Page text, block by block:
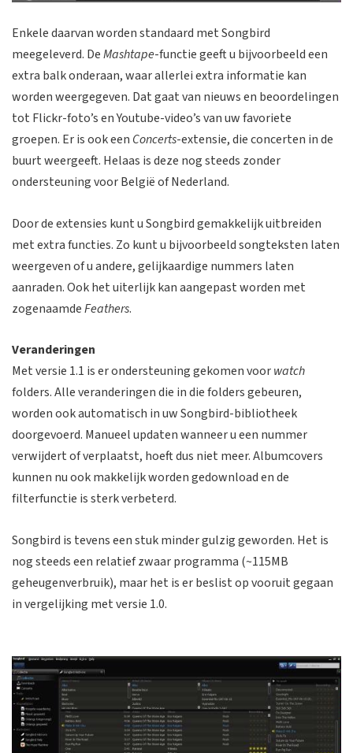
Enkele daarvan worden standaard met Songbird
meegeleverd. DeMashtape-functie geeft u bijvoorbeeld een
extra balk onderaan, waar allerlei extra informatie kan
worden weergegeven. Dat gaat van nieuws en beoordelingen
tot Flickr-foto’s en Youtube-video’s van uw favoriete
groepen. Er is ook een Concerts-extensie, die concerten in de
buurt weergeeft. Helaas is deze nog steeds zonder
ondersteuning voor België of Nederland.
Door de extensies kunt u Songbird gemakkelijk uitbreiden
met extra functies. Zo kunt u bijvoorbeeld songteksten laten
weergeven of u andere, gelijkaardige nummers laten
aanraden. Ook het uiterlijk kan aangepast worden met
zogenaamdeFeathers.
Veranderingen
Met versie 1.1 is er ondersteuning gekomen voorwatch
folders. Alle veranderingen die in die folders gebeuren,
worden ook automatisch in uw Songbird-bibliotheek
doorgevoerd. Manueel updaten wanneer u een nummer
verwijdert of verplaatst, hoeft dus niet meer. Albumcovers
kunnen nu ook makkelijk worden gedownload en de
filterfunctie is sterk verbeterd.
Songbird is tevens een stuk minder gulzig geworden. Het is
nog steeds een relatief zwaar programma (~115MB
geheugenverbruik), maar het is er beslist op vooruit gegaan
in vergelijking met versie 1.0.